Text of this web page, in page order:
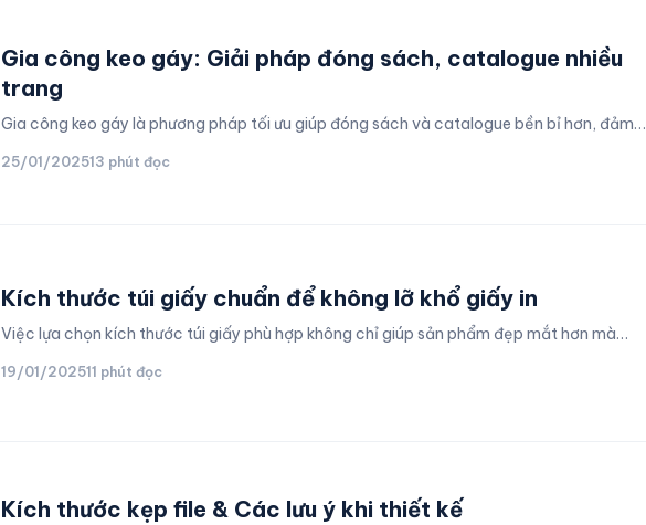
Gia công keo gáy: Giải pháp đóng sách, catalogue nhiều
trang
Gia công keo gáy là phương pháp tối ưu giúp đóng sách và catalogue bền bỉ hơn, đảm…
25/01/202513 phút đọc
Kích thước túi giấy chuẩn để không lỡ khổ giấy in
Việc lựa chọn kích thước túi giấy phù hợp không chỉ giúp sản phẩm đẹp mắt hơn mà…
19/01/202511 phút đọc
Kích thước kẹp file & Các lưu ý khi thiết kế